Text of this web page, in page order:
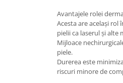
Avantajele rolei
Acesta are același
pielii ca laserul și alte
Mijloace
piele.
Durerea este
riscuri minore de